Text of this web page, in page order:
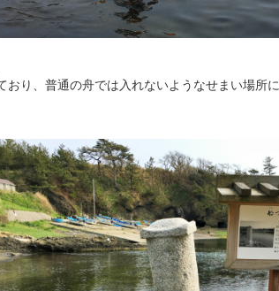
り、普通の舟では入れないようなせまい場所